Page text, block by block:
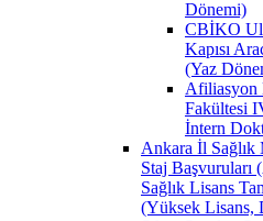
Dönemi)
CBİKO
Kapısı
(Yaz
Afiliasyon
Fakültesi
İntern
Ankara İl Sağlık
Staj Başvuruları
Sağlık Lisans
(Yüksek Lisans,